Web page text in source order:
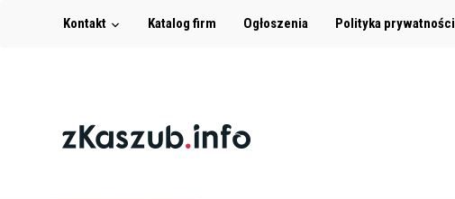
Kontakt Katalog firm Ogłoszenia Polityka prywatności